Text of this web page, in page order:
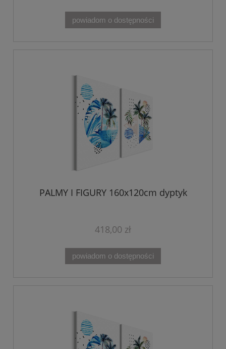
powiadom o dostępności
PALMY I FIGURY 160x120cm dyptyk
418,00 zł
powiadom o dostępności